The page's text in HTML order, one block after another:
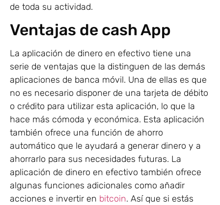
de toda su actividad.
Ventajas de cash App
La aplicación de dinero en efectivo tiene una
serie de ventajas que la distinguen de las demás
aplicaciones de banca móvil. Una de ellas es que
no es necesario disponer de una tarjeta de débito
o crédito para utilizar esta aplicación, lo que la
hace más cómoda y económica. Esta aplicación
también ofrece una función de ahorro
automático que le ayudará a generar dinero y a
ahorrarlo para sus necesidades futuras. La
aplicación de dinero en efectivo también ofrece
algunas funciones adicionales como añadir
acciones e invertir en bitcoin. Así que si estás